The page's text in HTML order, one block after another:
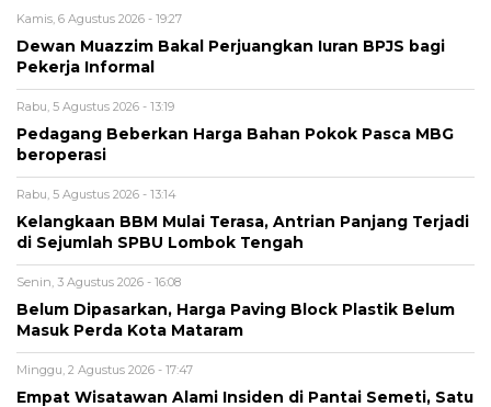
Kamis, 6 Agustus 2026 - 19:27
Dewan Muazzim Bakal Perjuangkan Iuran BPJS bagi
Pekerja Informal
Rabu, 5 Agustus 2026 - 13:19
Pedagang Beberkan Harga Bahan Pokok Pasca MBG
beroperasi
Rabu, 5 Agustus 2026 - 13:14
Kelangkaan BBM Mulai Terasa, Antrian Panjang Terjadi
di Sejumlah SPBU Lombok Tengah
Senin, 3 Agustus 2026 - 16:08
Belum Dipasarkan, Harga Paving Block Plastik Belum
Masuk Perda Kota Mataram
Minggu, 2 Agustus 2026 - 17:47
Empat Wisatawan Alami Insiden di Pantai Semeti, Satu